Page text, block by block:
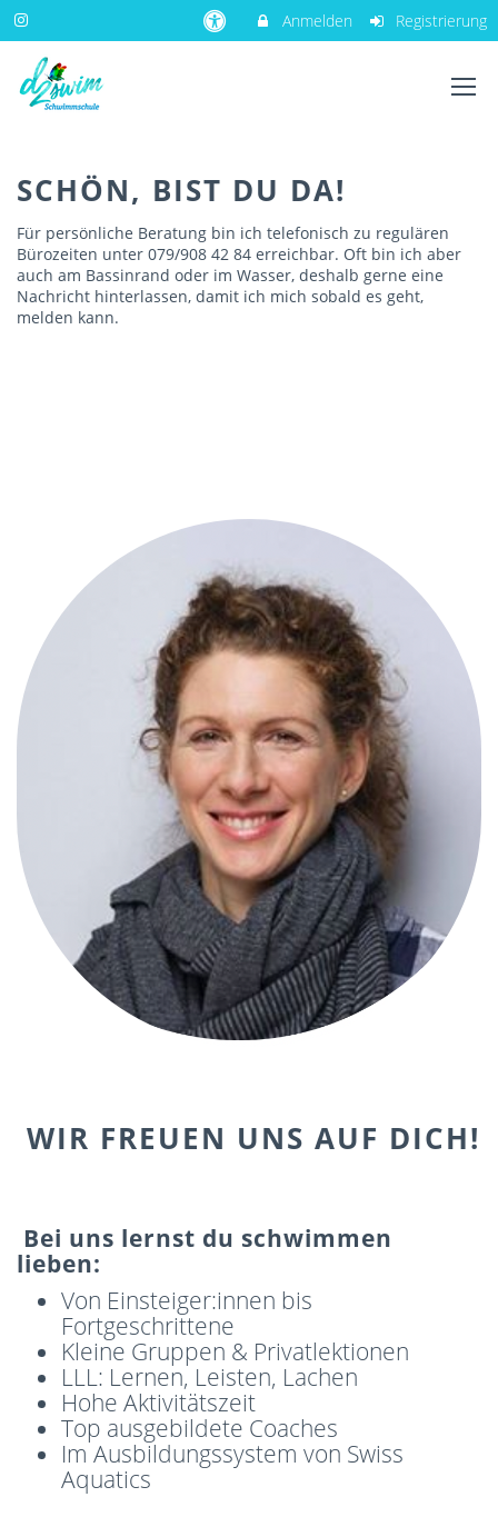
Anmelden Registrierung
SCHÖN, BIST DU DA!
Für persönliche Beratung bin ich telefonisch zu regulären
Bürozeiten unter 079/908 42 84 erreichbar. Oft bin ich aber
auch am Bassinrand oder im Wasser, deshalb gerne eine
Nachricht hinterlassen, damit ich mich sobald es geht,
melden kann.
WIR FREUEN UNS AUF DICH!
Bei uns lernst du schwimmen
lieben:
Von Einsteiger:innen bis
Fortgeschrittene
Kleine Gruppen & Privatlektionen
LLL: Lernen, Leisten, Lachen
Hohe Aktivitätszeit
Top ausgebildete Coaches
Im Ausbildungssystem von Swiss
Aquatics